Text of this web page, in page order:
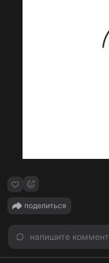
поделиться
напишите коммент